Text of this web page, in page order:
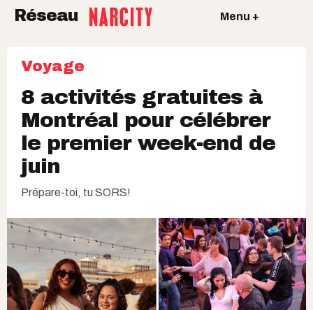
Réseau Menu +
Voyage
8 activités gratuites à
Montréal pour célébrer
le premier week-end de
juin
Prépare-toi, tu SORS!